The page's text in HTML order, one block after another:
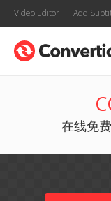
Video Editor Add
在线免